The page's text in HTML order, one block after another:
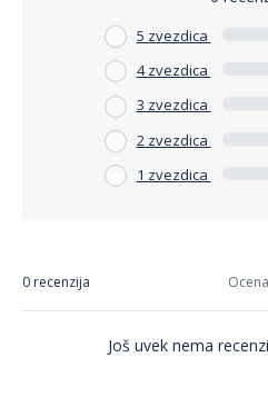
5 zvezdica
4 zvezdica
3 zvezdica
2 zvezdica
1 zvezdica
0 recenzija Ocena
Još uvek nema